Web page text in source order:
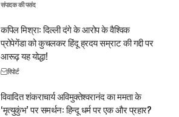
संपादक की पसंद
कपिल मिश्रा: दिल्ली दंगे के आरोप के वैश्विक
प्रोपेगेंडा को कुचलकर हिंदू ह्रदय सम्राट की गद्दी पर
आरूढ़ यह योद्धा!
रिपोर्ट
विवादित शंकराचार्य अविमुक्तेश्वरानंद का ममता के
‘मृत्युकुंभ’ पर समर्थन: हिन्दू धर्म पर एक और प्रहार?